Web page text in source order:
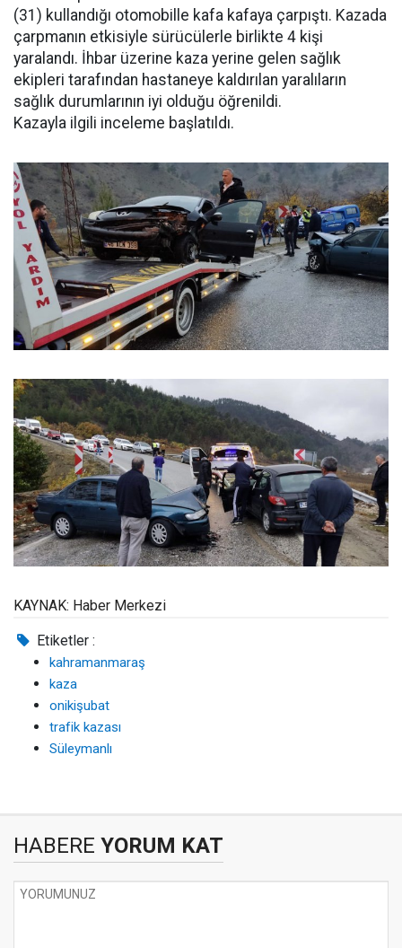
(31) kullandığı otomobille kafa kafaya çarpıştı. Kazada
çarpmanın etkisiyle sürücülerle birlikte 4 kişi
yaralandı. İhbar üzerine kaza yerine gelen sağlık
ekipleri tarafından hastaneye kaldırılan yaralıların
sağlık durumlarının iyi olduğu öğrenildi.
Kazayla ilgili inceleme başlatıldı.
KAYNAK: Haber Merkezi
Etiketler :
kahramanmaraş
kaza
onikişubat
trafik kazası
Süleymanlı
HABERE YORUM KAT